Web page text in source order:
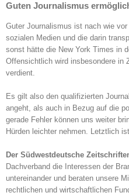
Guten Journalismus
Guter Journalismus ist nach wie
sozialen Medien und die darin
sonst hätte die New York Times in
Offensichtlich wird insbesondere in
verdient.
Es gilt also den qualifizierten
angeht, als auch in Bezug auf die
gerade Fehler können uns weiter
Hürden leichter nehmen. Letztlich
Der Südwestdeutsche
Dachverband die Interessen der
untereinander und beraten unsere
rechtlichen und wirtschaftlichen